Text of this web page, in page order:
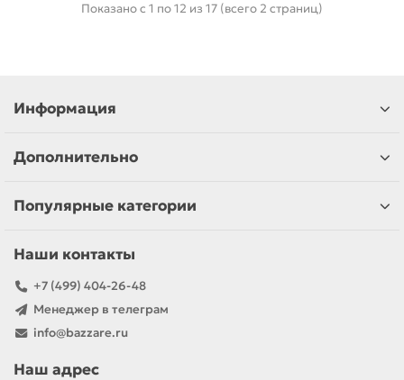
Показано с 1 по 12 из 17 (всего 2 страниц)
Информация
Дополнительно
Популярные категории
Наши контакты
+7 (499) 404-26-48
Менеджер в телеграм
info@bazzare.ru
Наш адрес